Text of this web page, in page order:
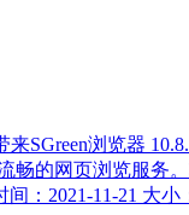
SGreen浏览器
畅的网页浏览服务
：2021-11-21 大